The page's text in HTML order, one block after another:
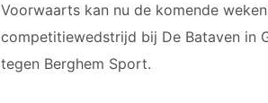
Voorwaarts kan nu de komende
competitiewedstrijd bij De Bataven in
tegen Berghem Sport.